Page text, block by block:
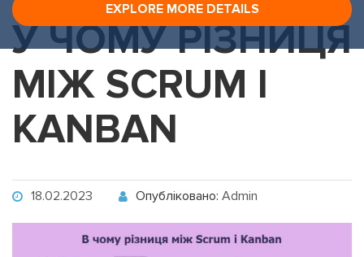
EXPLORE MORE DETAILS
У ЧОМУ РІЗНИЦЯ
МІЖ SCRUM І
KANBAN
18.02.2023 Опубліковано: Admin